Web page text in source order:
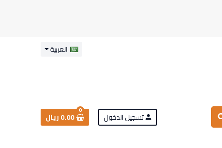
العربية
person تسجيل الدخول
0
0.00 ريال